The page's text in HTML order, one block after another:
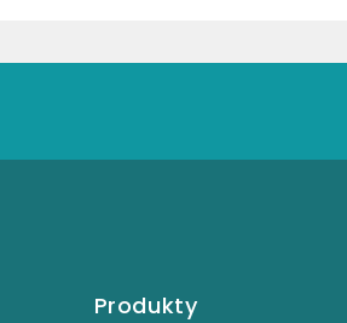
Produkty